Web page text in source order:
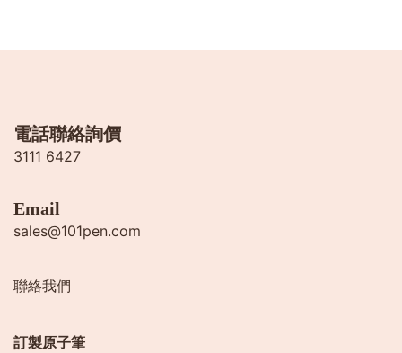
電話聯絡詢價
3111 6427
Email
sales@101pen.com
聯絡我們
訂製原子筆